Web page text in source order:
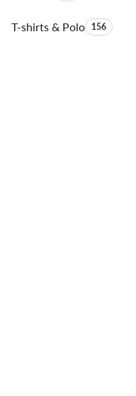
T-shirts & PoloΑριθμός
156